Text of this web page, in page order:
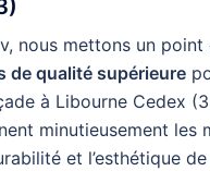
nous mettons un point
de qualité supérieure
à Libourne Cedex
minutieusement les
et l’esthétique